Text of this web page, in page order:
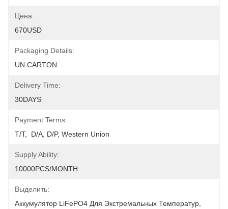
Цена:
670USD
Packaging Details:
UN CARTON
Delivery Time:
30DAYS
Payment Terms:
T/T,  D/A, D/P, Western Union
Supply Ability:
10000PCS/MONTH
Выделить:
Аккумулятор LiFePO4 Для Экстремальных Температур